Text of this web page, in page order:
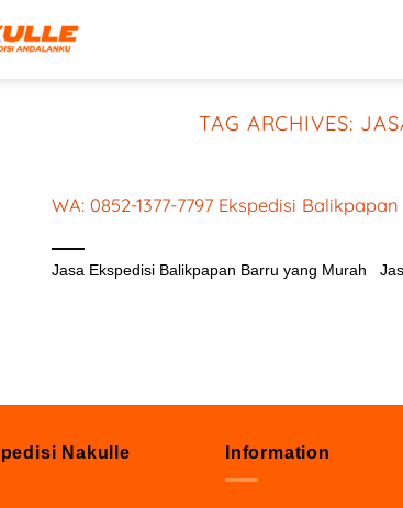
TAG ARCHIVES:
WA: 0852-1377-7797 Ekspedisi
Jasa Ekspedisi Balikpapan Barru yang Murah
Nakulle
Information